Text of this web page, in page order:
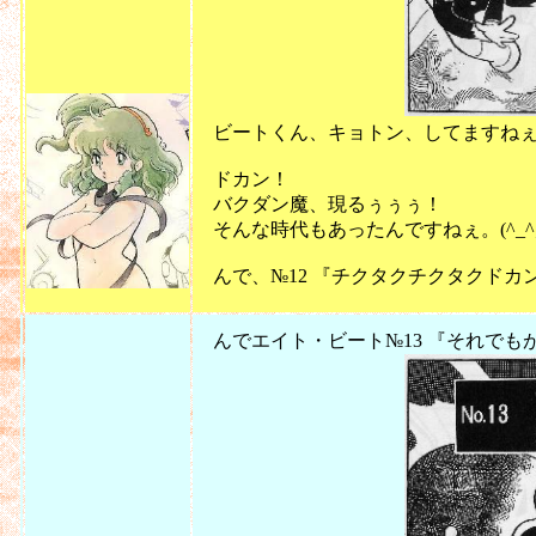
ビートくん、キョトン、してますね
ドカン！
バクダン魔、現るぅぅぅ！
そんな時代もあったんですねぇ。
んで、№12 『チクタクチクタクドカ
んでエイト・ビート№13 『それでも